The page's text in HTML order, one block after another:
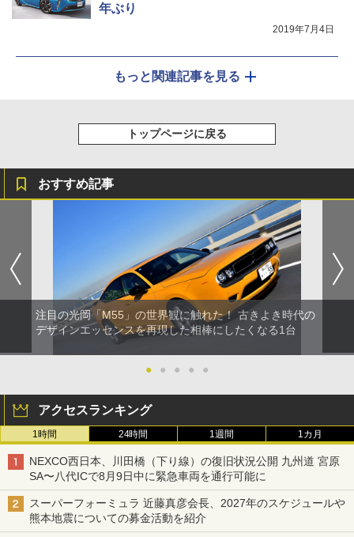
年ぶり
2019年7月4日
もっと関連記事を見る
トップページに戻る
おすすめ記事
注目の光岡「M55」の世界観に触れた！ 古きよき時代の
デザインエッセンスを再現した相棒にしたくなる1台
● ● ● ● ●
アクセスランキング
1時間 24時間 1週間 1カ月
NEXCO西日本、川田橋（下り線）の復旧状況公開 九州道 宮原
SA〜八代ICで8月9日中に緊急車両を通行可能に
スーパーフォーミュラ 近藤真彦会長、2027年のスケジュールや
熊本地震についての募金活動を紹介